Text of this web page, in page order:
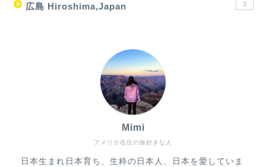
広島 Hiroshima,Japan 3
アメリカ在住の旅好きな人
Mimi
日本生まれ日本育ち、生粋の日本人、日本を愛していま